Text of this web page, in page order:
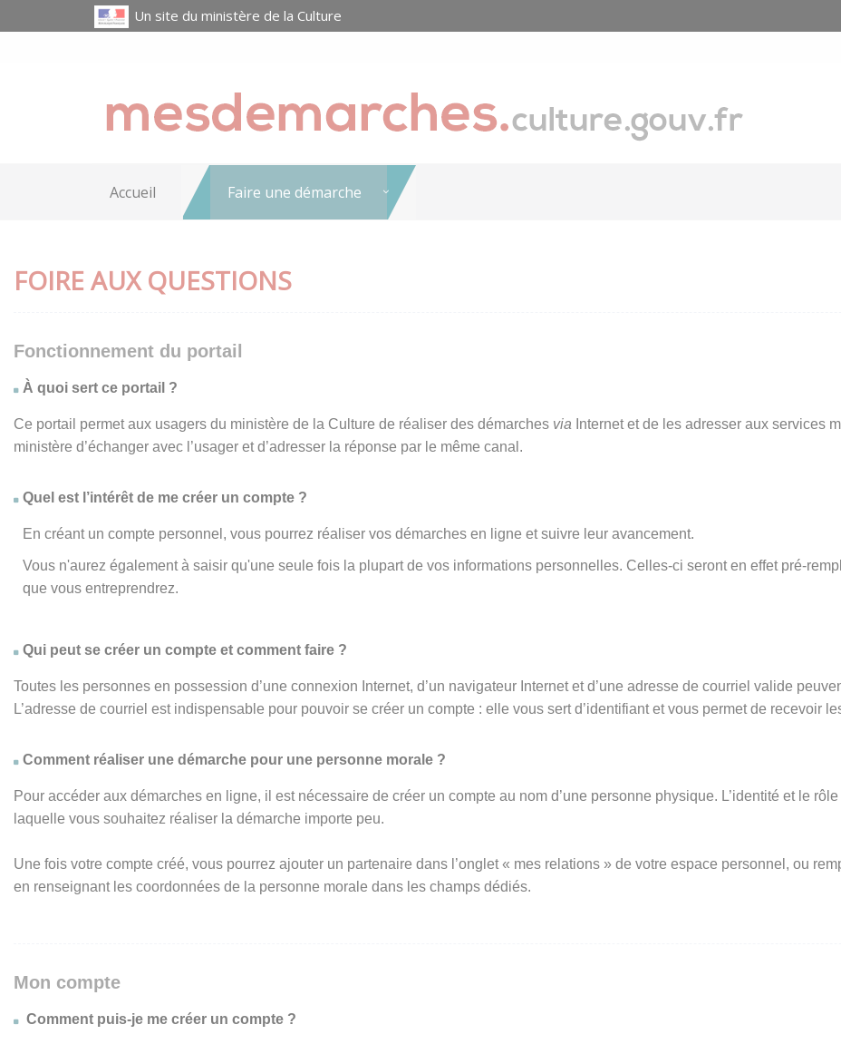
Un site du ministère de la Culture
Accueil Faire une démarche
FOIRE AUX QUESTIONS
Fonctionnement du portail
À quoi sert ce portail ?
Ce portail permet aux usagers du ministère de la Culture de réaliser des démarches via Internet et de les adresser aux services
ministère d’échanger avec l’usager et d’adresser la réponse par le même canal.
Quel est l’intérêt de me créer un compte ?
En créant un compte personnel, vous pourrez réaliser vos démarches en ligne et suivre leur avancement.
Vous n'aurez également à saisir qu'une seule fois la plupart de vos informations personnelles. Celles-ci seront en effet pré-
que vous entreprendrez.
Qui peut se créer un compte et comment faire ?
Toutes les personnes en possession d’une connexion Internet, d’un navigateur Internet et d’une adresse de courriel valide
L’adresse de courriel est indispensable pour pouvoir se créer un compte : elle vous sert d’identifiant et vous permet de recevoir
Comment réaliser une démarche pour une personne morale ?
Pour accéder aux démarches en ligne, il est nécessaire de créer un compte au nom d’une personne physique. L’identité et le
laquelle vous souhaitez réaliser la démarche importe peu.
Une fois votre compte créé, vous pourrez ajouter un partenaire dans l’onglet « mes relations » de votre espace personnel, ou
en renseignant les coordonnées de la personne morale dans les champs dédiés.
Mon compte
Comment puis-je me créer un compte ?